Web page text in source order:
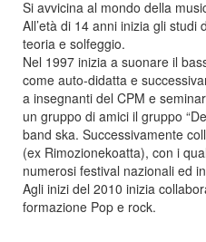
Si avvicina al mondo della
All’età di 14 anni inizia gli studi
teoria e solfeggio.
Nel 1997 inizia a suonare il
come auto-didatta e
a insegnanti del CPM e
un gruppo di amici il gruppo
band ska. Successivamente
(ex Rimozionekoatta), con i
numerosi festival nazionali ed
Agli inizi del 2010 inizia
formazione Pop e rock.